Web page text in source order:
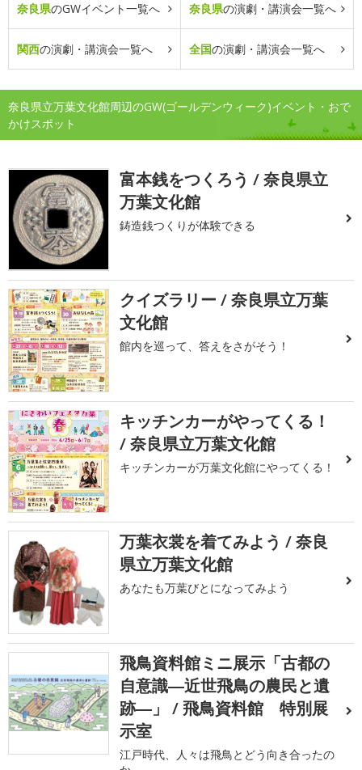
奈良県のGWイベント一覧へ 奈良県の演劇・講演会一覧へ
関西の演劇・講演会一覧へ 全国の演劇・講演会一覧へ
奈良県立万葉文化館周辺のGW(ゴールデンウィーク)イベント・おで
かけスポット
富本銭をつくろう / 奈良県立
万葉文化館
鋳造銭つくりが体験できる
クイズラリー / 奈良県立万葉
文化館
館内を巡って、答えをさがそう！
キッチンカーがやってくる！
/ 奈良県立万葉文化館
キッチンカーが万葉文化館にやってくる！
万葉衣裳を着てみよう / 奈良
県立万葉文化館
あなたも万葉びとになってみよう
飛鳥資料館ミニ展示「古都の
自意識―近世飛鳥の農民と遺
跡―」 / 飛鳥資料館 特別展
示室
江戸時代、人々は飛鳥とどう向き合ったの